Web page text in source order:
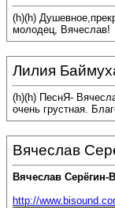
(h)(h)
молодец, Вячеслав!
Лилия
(h)(h) ПеснЯ-
очень грустная.
Вячеслав
Вячеслав
http://